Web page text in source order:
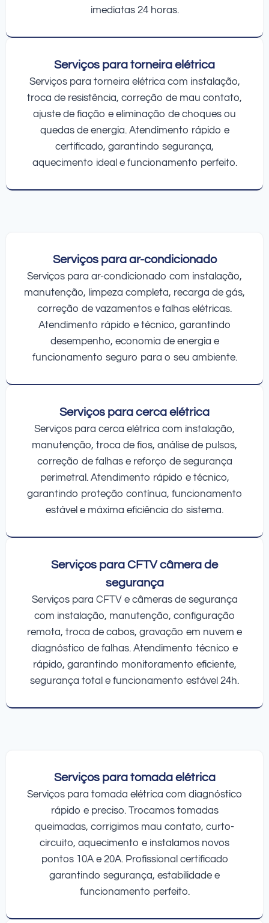
imediatas 24 horas.
Serviços para torneira elétrica
Serviços para torneira elétrica com instalação,
troca de resistência, correção de mau contato,
ajuste de fiação e eliminação de choques ou
quedas de energia. Atendimento rápido e
certificado, garantindo segurança,
aquecimento ideal e funcionamento perfeito.
Serviços para ar-condicionado
Serviços para ar-condicionado com instalação,
manutenção, limpeza completa, recarga de gás,
correção de vazamentos e falhas elétricas.
Atendimento rápido e técnico, garantindo
desempenho, economia de energia e
funcionamento seguro para o seu ambiente.
Serviços para cerca elétrica
Serviços para cerca elétrica com instalação,
manutenção, troca de fios, análise de pulsos,
correção de falhas e reforço de segurança
perimetral. Atendimento rápido e técnico,
garantindo proteção contínua, funcionamento
estável e máxima eficiência do sistema.
Serviços para CFTV câmera de
segurança
Serviços para CFTV e câmeras de segurança
com instalação, manutenção, configuração
remota, troca de cabos, gravação em nuvem e
diagnóstico de falhas. Atendimento técnico e
rápido, garantindo monitoramento eficiente,
segurança total e funcionamento estável 24h.
Serviços para tomada elétrica
Serviços para tomada elétrica com diagnóstico
rápido e preciso. Trocamos tomadas
queimadas, corrigimos mau contato, curto-
circuito, aquecimento e instalamos novos
pontos 10A e 20A. Profissional certificado
garantindo segurança, estabilidade e
funcionamento perfeito.